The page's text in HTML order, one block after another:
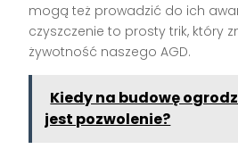
mogą też prowadzić do ich
czyszczenie to prosty trik, który
żywotność naszego AGD.
Kiedy na budowę
jest pozwolenie?